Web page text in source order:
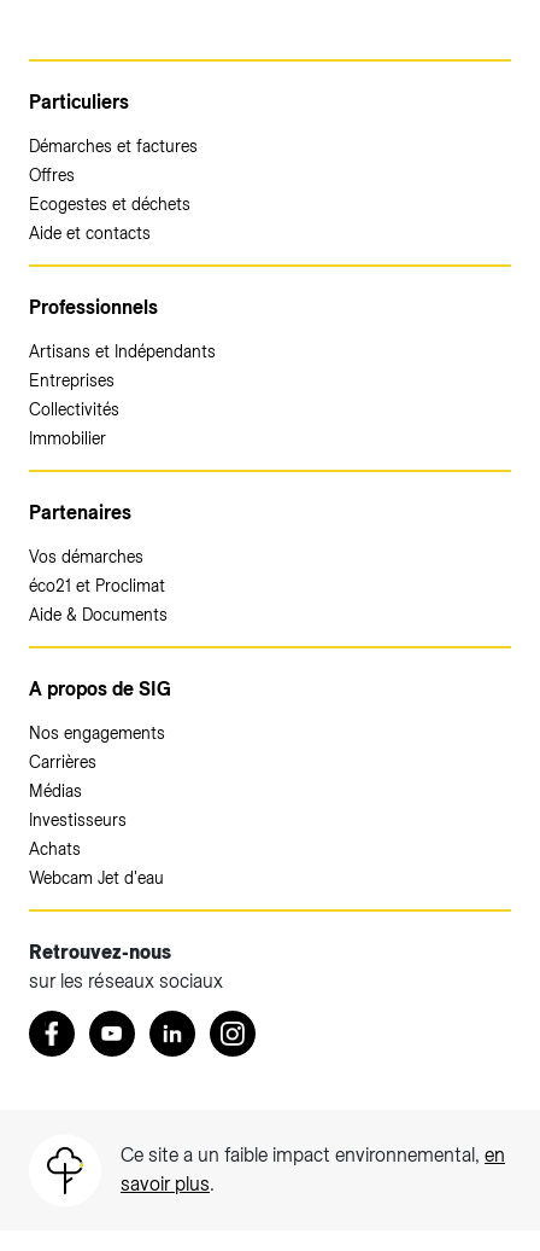
Particuliers
Démarches et factures
Offres
Ecogestes et déchets
Aide et contacts
Professionnels
Artisans et Indépendants
Entreprises
Collectivités
Immobilier
Partenaires
Vos démarches
éco21 et Proclimat
Aide & Documents
A propos de SIG
Nos engagements
Carrières
Médias
Investisseurs
Achats
Webcam Jet d'eau
Retrouvez-nous
sur les réseaux sociaux
Retrouvez nous sur Facebook
YoutubeLinkedInInstagram
Ce site a un faible impact environnemental, en
savoir plus.
Accéder à votre espace client SIG.
Votre espace client SIG n'est pas optimisé pour une
Particuliers)